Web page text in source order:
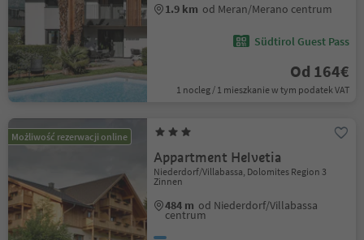
1.9 km od Meran/Merano centrum
Südtirol Guest Pass
Od 164€
1 nocleg / 1 mieszkanie w tym podatek VAT
Możliwość rezerwacji online
Appartment Helvetia
Niederdorf/Villabassa, Dolomites Region 3
Zinnen
484 m od Niederdorf/Villabassa
centrum